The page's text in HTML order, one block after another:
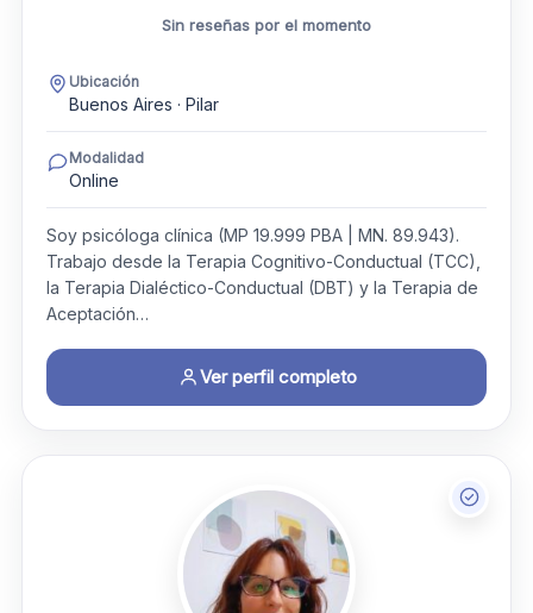
Sin reseñas por el momento
Ubicación
Buenos Aires · Pilar
Modalidad
Online
Soy psicóloga clínica (MP 19.999 PBA | MN. 89.943).
Trabajo desde la Terapia Cognitivo-Conductual (TCC),
la Terapia Dialéctico-Conductual (DBT) y la Terapia de
Aceptación…
Ver perfil completo